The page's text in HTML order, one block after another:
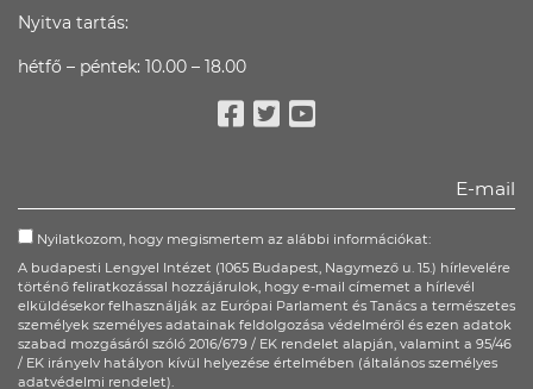
Nyitva tartás:
hétfő – péntek: 10.00 – 18.00
Nyilatkozom, hogy megismertem az alábbi információkat:
A budapesti Lengyel Intézet (1065 Budapest, Nagymező u. 15.) hírlevelére
történő feliratkozással hozzájárulok, hogy e-mail címemet a hírlevél
elküldésekor felhasználják az Európai Parlament és Tanács a természetes
személyek személyes adatainak feldolgozása védelméről és ezen adatok
szabad mozgásáról szóló 2016/679 / EK rendelet alapján, valamint a 95/46
/ EK irányelv hatályon kívül helyezése értelmében (általános személyes
adatvédelmi rendelet).